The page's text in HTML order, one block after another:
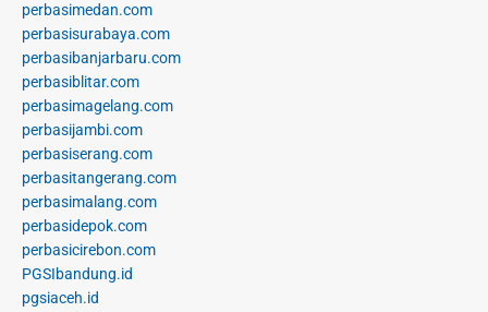
perbasimedan.com
perbasisurabaya.com
perbasibanjarbaru.com
perbasiblitar.com
perbasimagelang.com
perbasijambi.com
perbasiserang.com
perbasitangerang.com
perbasimalang.com
perbasidepok.com
perbasicirebon.com
PGSIbandung.id
pgsiaceh.id